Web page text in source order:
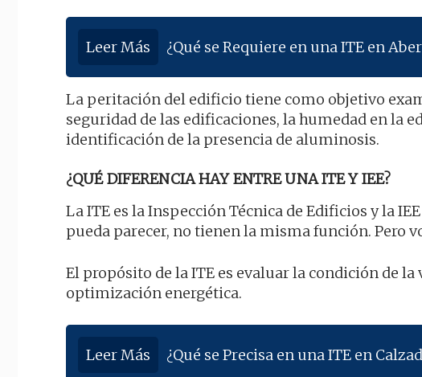
Leer Más ¿Qué se Requiere en una ITE en
La peritación del edificio tiene como objetivo
seguridad de las edificaciones, la humedad en la
identificación de la presencia de aluminosis.
¿QUÉ DIFERENCIA HAY ENTRE UNA ITE Y IEE?
La ITE es la Inspección Técnica de Edificios y la
pueda parecer, no tienen la misma función. Pero
El propósito de la ITE es evaluar la condición de
optimización energética.
Leer Más ¿Qué se Precisa en una ITE en